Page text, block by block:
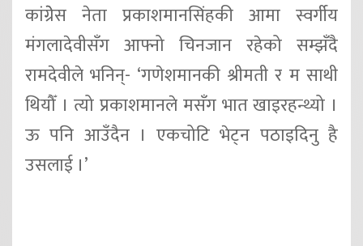
कांग्रेेस नेता प्रकाशमानसिंहकी आमा स्वर्गीय
मंगलादेवीसँग आफ्नो चिनजान रहेको सम्झँदै
रामदेवीले भनिन्- ‘गणेशमानकी श्रीमती र म साथी
थियौँ । त्यो प्रकाशमानले मसँग भात खाइरहन्थ्यो ।
ऊ पनि आउँदैन । एकचोटि भेट्न पठाइदिनु है
उसलाई ।’